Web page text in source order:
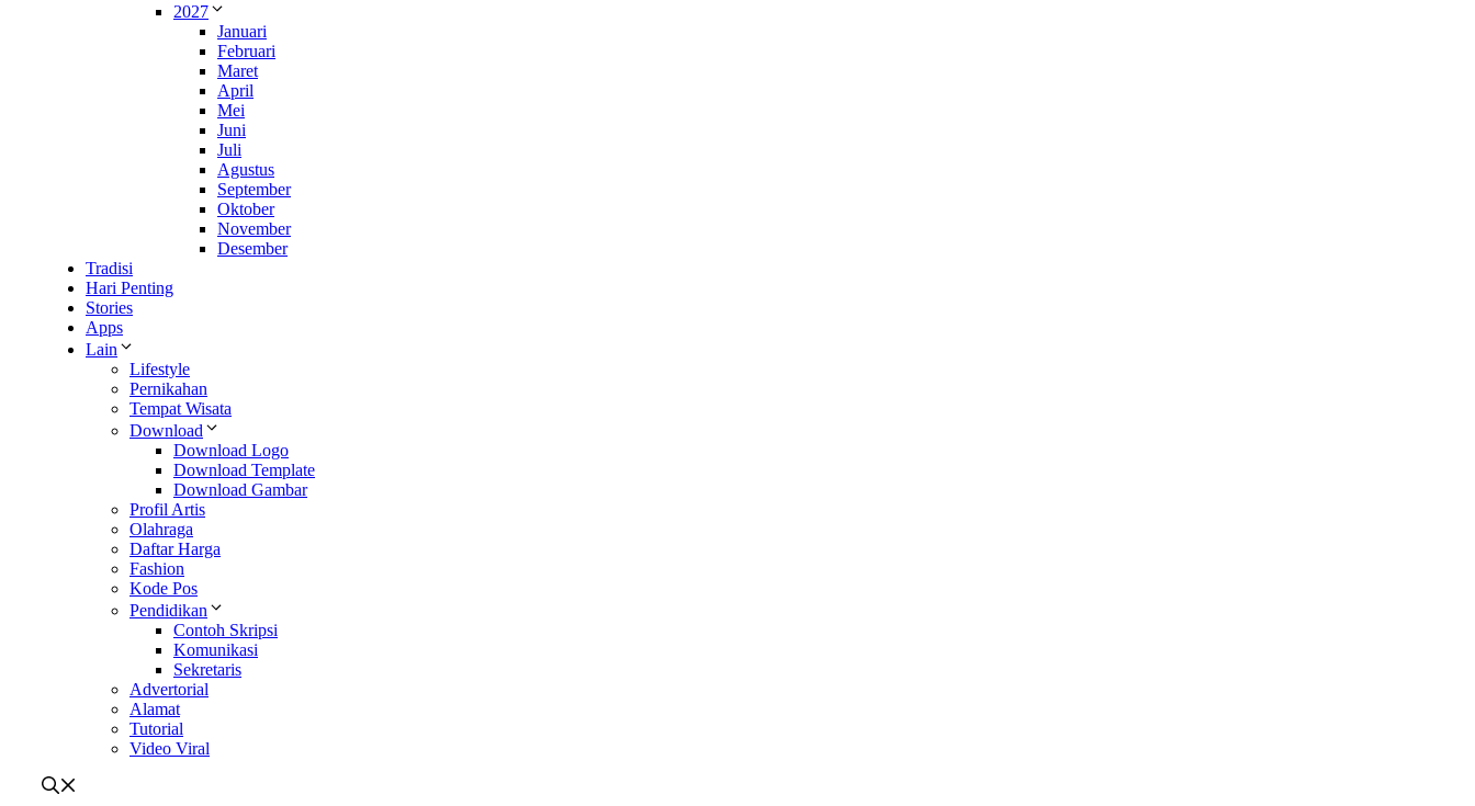
2027
Januari
Februari
Maret
April
Mei
Juni
Juli
Agustus
September
Oktober
November
Desember
Tradisi
Hari Penting
Stories
Apps
Lain
Lifestyle
Pernikahan
Tempat Wisata
Download
Download Logo
Download Template
Download Gambar
Profil Artis
Olahraga
Daftar Harga
Fashion
Kode Pos
Pendidikan
Contoh Skripsi
Komunikasi
Sekretaris
Advertorial
Alamat
Tutorial
Video Viral